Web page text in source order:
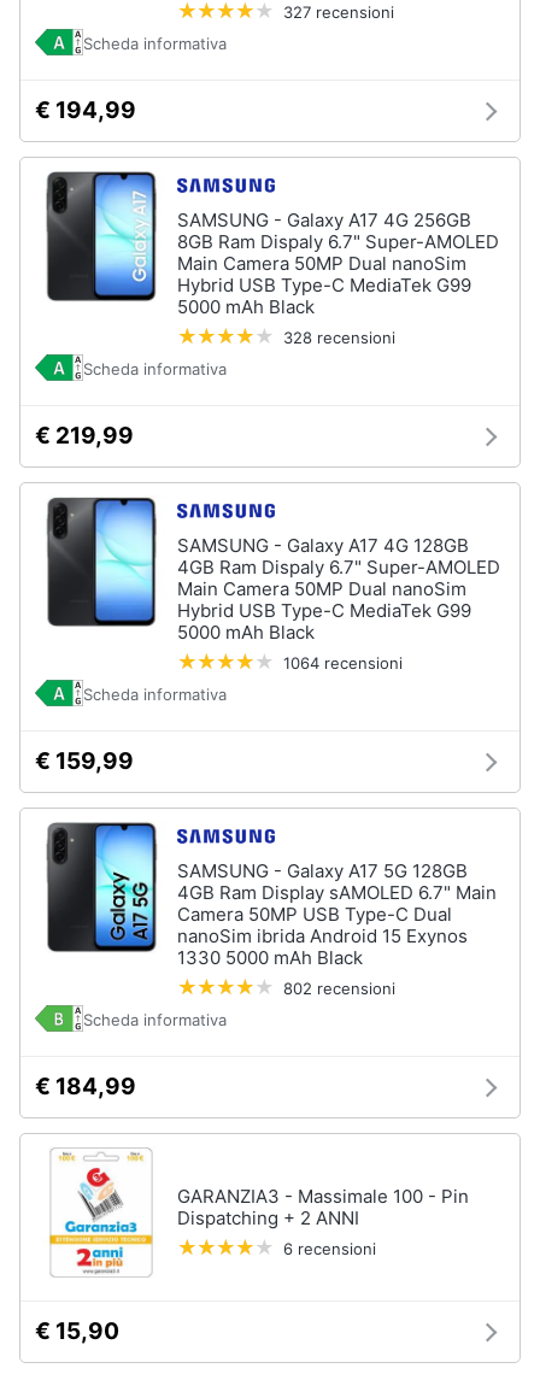
e
ricorrenze
Promozioni
327 recensioni
Scheda informativa
€ 194,99
SAMSUNG - Galaxy A17 4G 256GB
8GB Ram Dispaly 6.7" Super-AMOLED
Main Camera 50MP Dual nanoSim
Hybrid USB Type-C MediaTek G99
5000 mAh Black
328 recensioni
Scheda informativa
€ 219,99
SAMSUNG - Galaxy A17 4G 128GB
4GB Ram Dispaly 6.7" Super-AMOLED
Main Camera 50MP Dual nanoSim
Hybrid USB Type-C MediaTek G99
5000 mAh Black
1064 recensioni
Scheda informativa
€ 159,99
SAMSUNG - Galaxy A17 5G 128GB
4GB Ram Display sAMOLED 6.7" Main
Camera 50MP USB Type-C Dual
nanoSim ibrida Android 15 Exynos
1330 5000 mAh Black
802 recensioni
Scheda informativa
€ 184,99
GARANZIA3 - Massimale 100 - Pin
Dispatching + 2 ANNI
6 recensioni
€ 15,90